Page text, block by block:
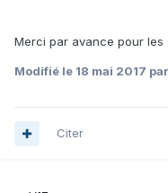
Merci par avance pour les
Modifié le 18 mai 2017
Citer